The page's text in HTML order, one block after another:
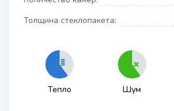
Толщина стеклопакета:
Тепло Шум